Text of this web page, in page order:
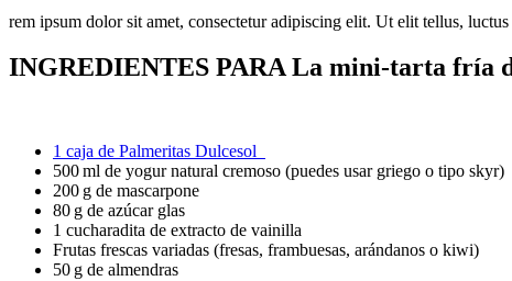
rem ipsum dolor sit amet, consectetur adipiscing elit. Ut elit tellus,
INGREDIENTES PARA La mini-tarta fría
1 caja de Palmeritas Dulcesol
500 ml de yogur natural cremoso (puedes usar griego o tipo skyr)
200 g de mascarpone
80 g de azúcar glas
1 cucharadita de extracto de vainilla
Frutas frescas variadas (fresas, frambuesas, arándanos o kiwi)
50 g de almendras